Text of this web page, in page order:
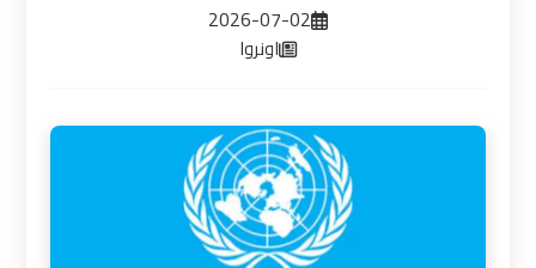
2026-07-02
اونروا